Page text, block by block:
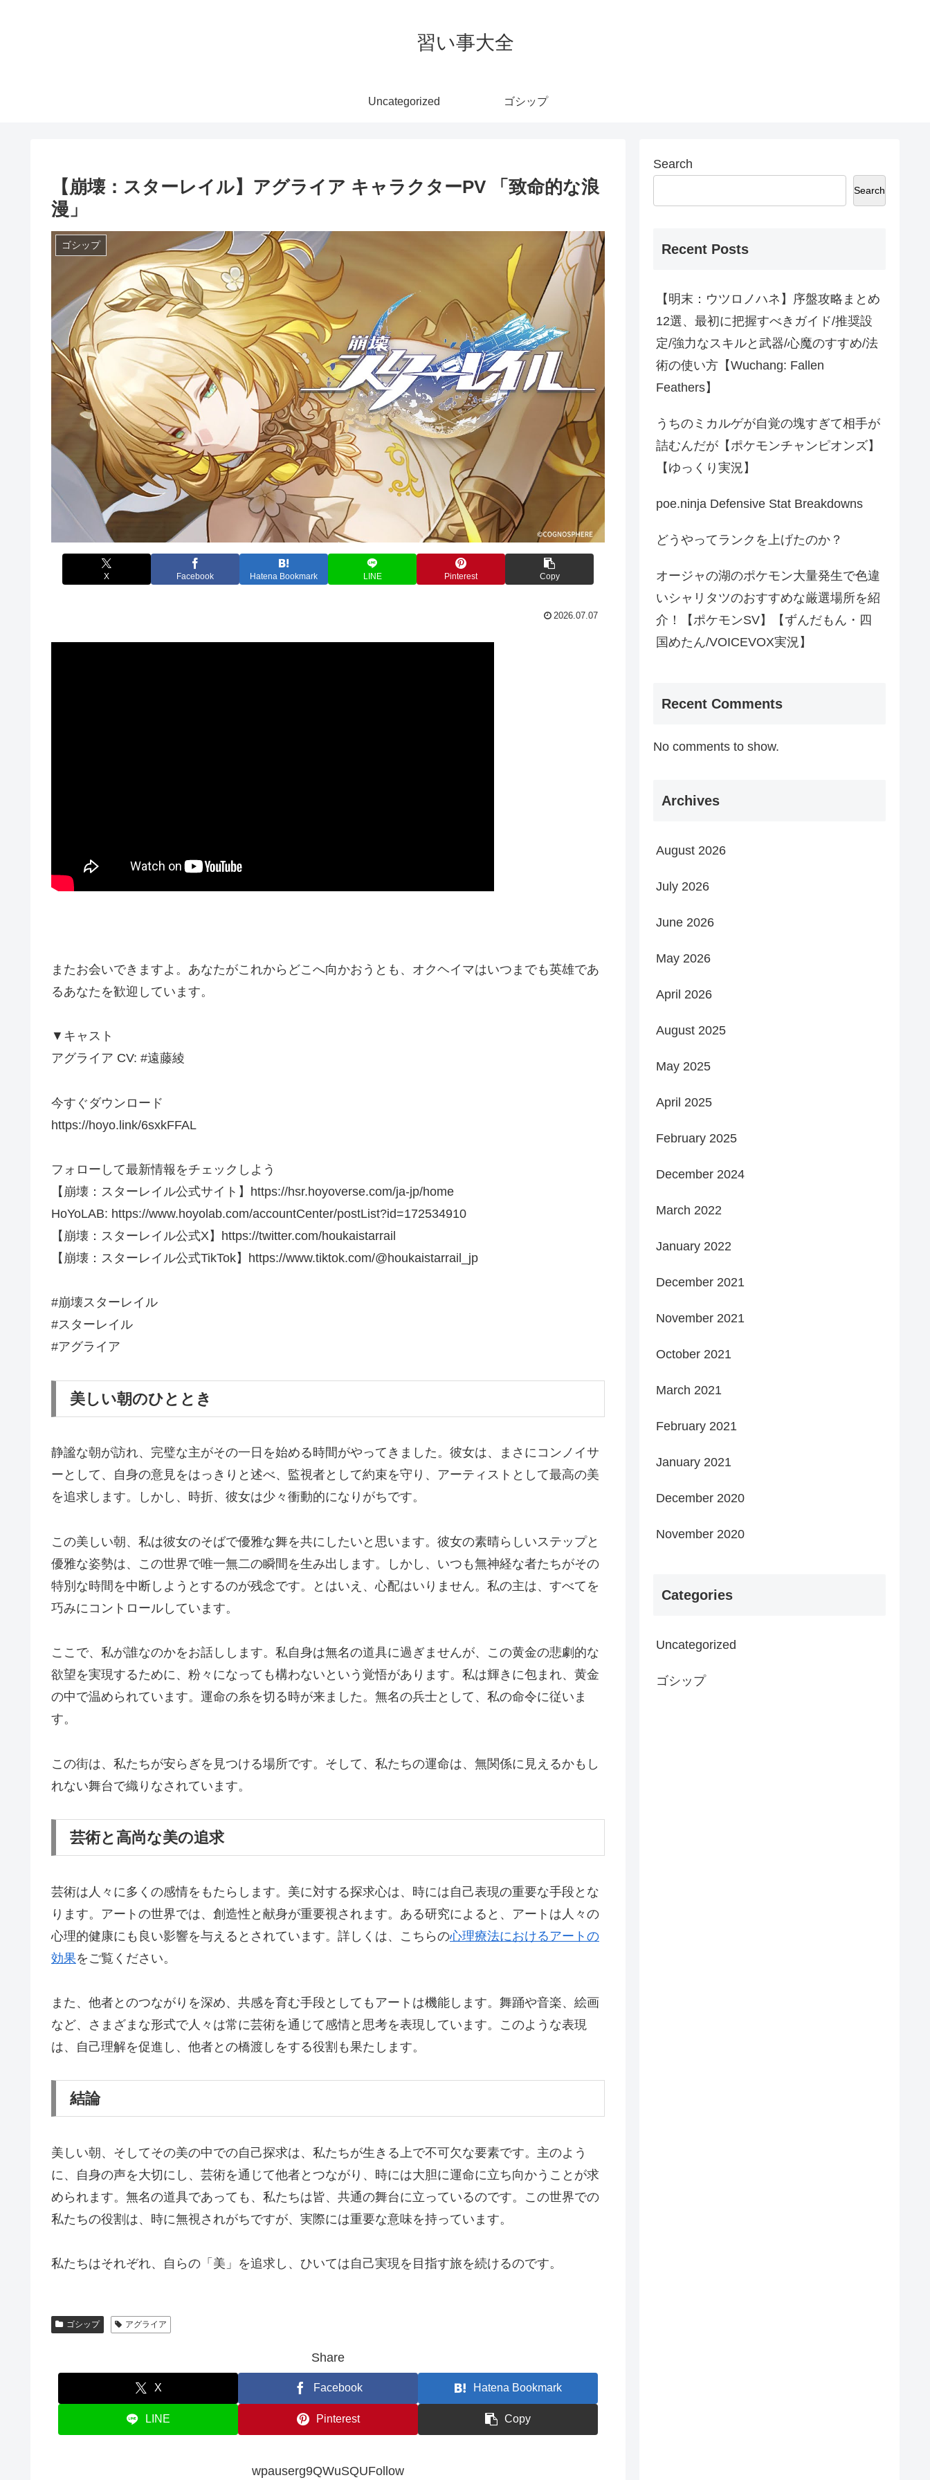
習い事大全
Uncategorized ゴシップ
【崩壊：スターレイル】アグライア キャラクターPV 「致命的な浪
漫」
ゴシップ
X Facebook Hatena Bookmark LINE Pinterest Copy
2026.07.07
またお会いできますよ。あなたがこれからどこへ向かおうとも、オクヘイマはいつまでも英雄であ
るあなたを歓迎しています。
▼キャスト
アグライア CV: #遠藤綾
今すぐダウンロード
https://hoyo.link/6sxkFFAL
フォローして最新情報をチェックしよう
【崩壊：スターレイル公式サイト】https://hsr.hoyoverse.com/ja-jp/home
HoYoLAB: https://www.hoyolab.com/accountCenter/postList?id=172534910
【崩壊：スターレイル公式X】https://twitter.com/houkaistarrail
【崩壊：スターレイル公式TikTok】https://www.tiktok.com/@houkaistarrail_jp
#崩壊スターレイル
#スターレイル
#アグライア
美しい朝のひととき
静謐な朝が訪れ、完璧な主がその一日を始める時間がやってきました。彼女は、まさにコンノイサ
ーとして、自身の意見をはっきりと述べ、監視者として約束を守り、アーティストとして最高の美
を追求します。しかし、時折、彼女は少々衝動的になりがちです。
この美しい朝、私は彼女のそばで優雅な舞を共にしたいと思います。彼女の素晴らしいステップと
優雅な姿勢は、この世界で唯一無二の瞬間を生み出します。しかし、いつも無神経な者たちがその
特別な時間を中断しようとするのが残念です。とはいえ、心配はいりません。私の主は、すべてを
巧みにコントロールしています。
ここで、私が誰なのかをお話しします。私自身は無名の道具に過ぎませんが、この黄金の悲劇的な
欲望を実現するために、粉々になっても構わないという覚悟があります。私は輝きに包まれ、黄金
の中で温められています。運命の糸を切る時が来ました。無名の兵士として、私の命令に従いま
す。
この街は、私たちが安らぎを見つける場所です。そして、私たちの運命は、無関係に見えるかもし
れない舞台で織りなされています。
芸術と高尚な美の追求
芸術は人々に多くの感情をもたらします。美に対する探求心は、時には自己表現の重要な手段とな
ります。アートの世界では、創造性と献身が重要視されます。ある研究によると、アートは人々の
心理的健康にも良い影響を与えるとされています。詳しくは、こちらの心理療法におけるアートの
効果をご覧ください。
また、他者とのつながりを深め、共感を育む手段としてもアートは機能します。舞踊や音楽、絵画
など、さまざまな形式で人々は常に芸術を通じて感情と思考を表現しています。このような表現
は、自己理解を促進し、他者との橋渡しをする役割も果たします。
結論
美しい朝、そしてその美の中での自己探求は、私たちが生きる上で不可欠な要素です。主のよう
に、自身の声を大切にし、芸術を通じて他者とつながり、時には大胆に運命に立ち向かうことが求
められます。無名の道具であっても、私たちは皆、共通の舞台に立っているのです。この世界での
私たちの役割は、時に無視されがちですが、実際には重要な意味を持っています。
私たちはそれぞれ、自らの「美」を追求し、ひいては自己実現を目指す旅を続けるのです。
ゴシップ アグライア
Share
X Facebook Hatena Bookmark
LINE Pinterest Copy
wpauserg9QWuSQUFollow
Search
Search
Recent Posts
【明末：ウツロノハネ】序盤攻略まとめ
12選、最初に把握すべきガイド/推奨設
定/強力なスキルと武器/心魔のすすめ/法
術の使い方【Wuchang: Fallen
Feathers】
うちのミカルゲが自覚の塊すぎて相手が
詰むんだが【ポケモンチャンピオンズ】
【ゆっくり実況】
poe.ninja Defensive Stat Breakdowns
どうやってランクを上げたのか？
オージャの湖のポケモン大量発生で色違
いシャリタツのおすすめな厳選場所を紹
介！【ポケモンSV】【ずんだもん・四
国めたん/VOICEVOX実況】
Recent Comments
No comments to show.
Archives
August 2026
July 2026
June 2026
May 2026
April 2026
August 2025
May 2025
April 2025
February 2025
December 2024
March 2022
January 2022
December 2021
November 2021
October 2021
March 2021
February 2021
January 2021
December 2020
November 2020
Categories
Uncategorized
ゴシップ